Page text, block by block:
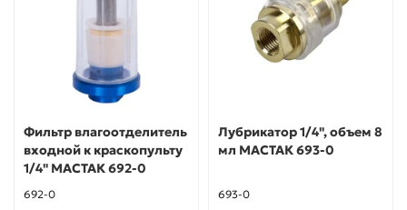
Фильтр влагоотделитель
входной к краскопульту
1/4" МАСТАК 692-0
692-0
Лубрикатор 1/4", объем 8
мл МАСТАК 693-0
693-0